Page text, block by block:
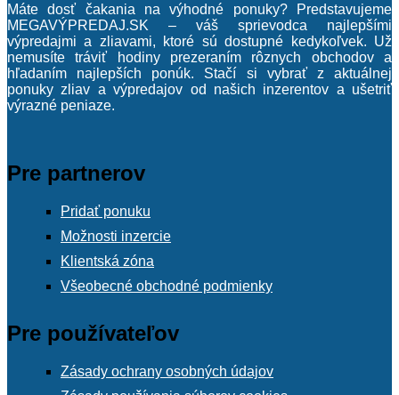
Máte dosť čakania na výhodné ponuky? Predstavujeme
MEGAVÝPREDAJ.SK – váš sprievodca najlepšími
výpredajmi a zliavami, ktoré sú dostupné kedykoľvek. Už
nemusíte tráviť hodiny prezeraním rôznych obchodov a
hľadaním najlepších ponúk. Stačí si vybrať z aktuálnej
ponuky zliav a výpredajov od našich inzerentov a ušetriť
výrazné peniaze.
Pre partnerov
Pridať ponuku
Možnosti inzercie
Klientská zóna
Všeobecné obchodné podmienky
Pre používateľov
Zásady ochrany osobných údajov